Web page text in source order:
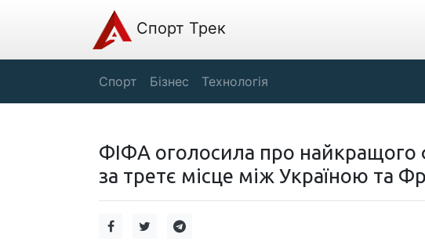
Спорт Трек
Спорт Бізнес Технологія
ФІФА оголосила про найкращого
за третє місце між Україною та